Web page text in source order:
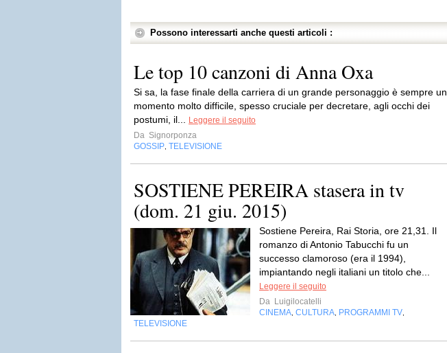
Possono interessarti anche questi articoli :
Le top 10 canzoni di Anna Oxa
Si sa, la fase finale della carriera di un grande personaggio è sempre un
momento molto difficile, spesso cruciale per decretare, agli occhi dei
postumi, il...
Leggere il seguito
Da Signorponza
GOSSIP TELEVISIONE
SOSTIENE PEREIRA stasera in tv
(dom. 21 giu. 2015)
Sostiene Pereira, Rai Storia, ore 21,31. Il
romanzo di Antonio Tabucchi fu un
successo clamoroso (era il 1994),
impiantando negli italiani un titolo che...
Leggere il seguito
Da Luigilocatelli
CINEMA CULTURA PROGRAMMI TV
TELEVISIONE